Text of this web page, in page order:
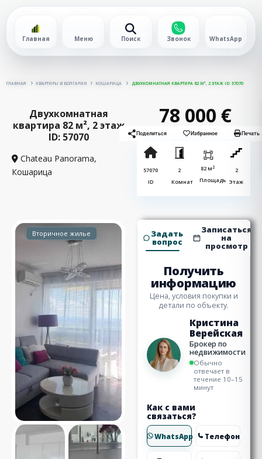
Главная Меню Поиск Звонок WhatsApp
ГЛАВНАЯ КВАРТИРЫ В БОЛГАРИИ КОШАРИЦА ДВУХКОМНАТНАЯ КВАРТИРА 82 М², 2 ЭТАЖ ID: 57070
Двухкомнатная
квартира 82 м², 2 этаж
ID: 57070
Chateau Panorama,
Кошарица
78 000 €
Поделиться Избранное Печать
57070
ID
2
Комнат
82 м2
Площадь
2
Этаж
Вторичное жилье Задать
вопрос
Записаться
на
просмотр
Получить
информацию
Цена, условия покупки и
детали по объекту.
Кристина
Верейская
Брокер по
недвижимости
Обычно
отвечает в
течение 10–15
минут
Как с вами
связаться?
WhatsApp Телефон